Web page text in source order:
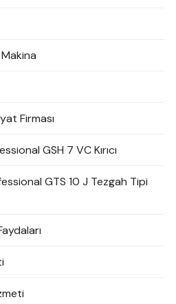
Firması
GSH 7 VC Kırıcı
GTS 10 J Tezgah Tipi